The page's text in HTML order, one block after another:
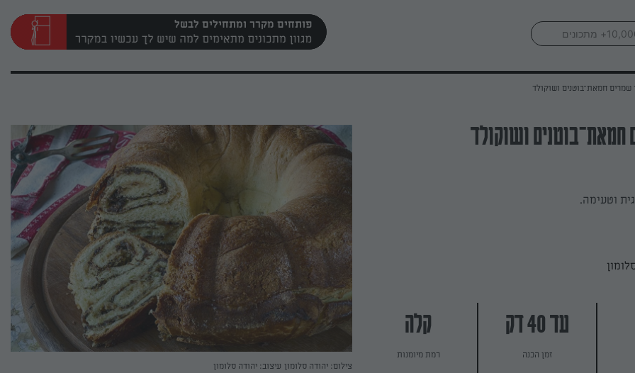
פותחים מקרר ומתחילים לבשל
שמרים חמאת־בוטנים ושוקולד
ושוקולד
וטעימה.
עד 40 דק
זמן הכנה
קלה
רמת מיומנות
צילום: יהודה סלומון עיצוב: יהודה סלומון